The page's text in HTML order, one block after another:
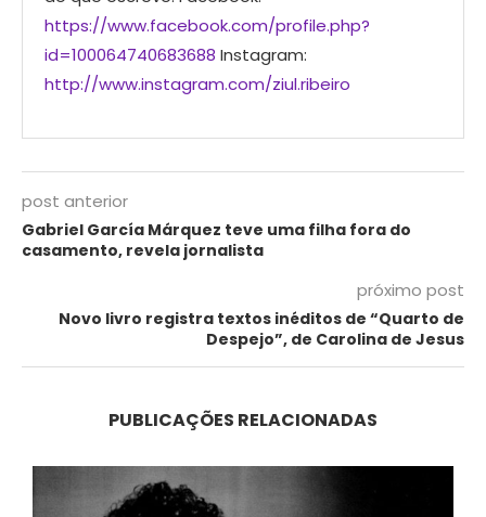
https://www.facebook.com/profile.php?
id=100064740683688 Instagram:
http://www.instagram.com/ziul.ribeiro
post anterior
Gabriel García Márquez teve uma filha fora do
casamento, revela jornalista
próximo post
Novo livro registra textos inéditos de “Quarto de
Despejo”, de Carolina de Jesus
PUBLICAÇÕES RELACIONADAS